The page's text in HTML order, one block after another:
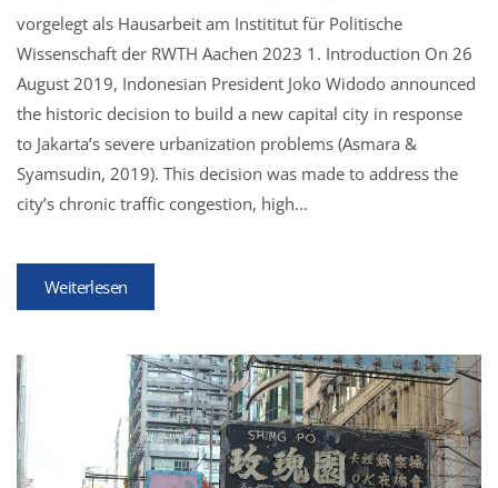
vorgelegt als Hausarbeit am Instititut für Politische
Wissenschaft der RWTH Aachen 2023 1. Introduction On 26
August 2019, Indonesian President Joko Widodo announced
the historic decision to build a new capital city in response
to Jakarta’s severe urbanization problems (Asmara &
Syamsudin, 2019). This decision was made to address the
city’s chronic traffic congestion, high...
Weiterlesen